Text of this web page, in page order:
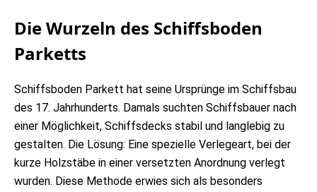
Die Wurzeln des Schiffsboden
Parketts
Schiffsboden Parkett hat seine Ursprünge im Schiffsbau
des 17. Jahrhunderts. Damals suchten Schiffsbauer nach
einer Möglichkeit, Schiffsdecks stabil und langlebig zu
gestalten. Die Lösung: Eine spezielle Verlegeart, bei der
kurze Holzstäbe in einer versetzten Anordnung verlegt
wurden. Diese Methode erwies sich als besonders